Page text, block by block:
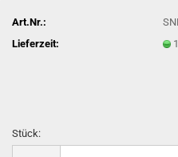
Art.Nr.:
Lieferzeit:
Stück: